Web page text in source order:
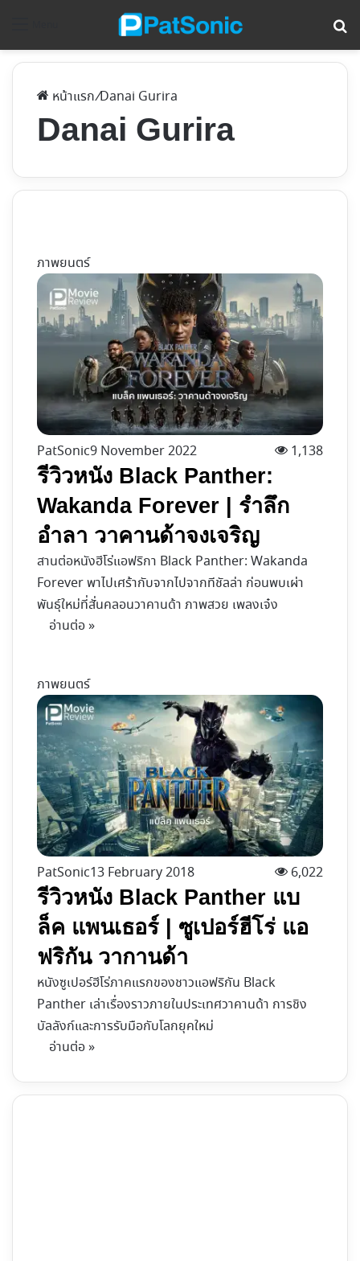
หน้าแรก/Danai Gurira
Danai Gurira
ภาพยนตร์
PatSonic9 November 2022 1,138
รีวิวหนัง Black Panther:
Wakanda Forever | รำลึก
อำลา วาคานด้าจงเจริญ
สานต่อหนังฮีโร่แอฟริกา Black Panther: Wakanda
Forever พาไปเศร้ากับจากไปจากทีชัลล่า ก่อนพบเผ่า
พันธุ์ใหม่ที่สั่นคลอนวาคานด้า ภาพสวย เพลงเจ๋ง
อ่านต่อ »
ภาพยนตร์
PatSonic13 February 2018 6,022
รีวิวหนัง Black Panther แบ
ล็ค แพนเธอร์ | ซูเปอร์ฮีโร่ แอ
ฟริกัน วากานด้า
หนังซูเปอร์ฮีโร่ภาคแรกของชาวแอฟริกัน Black
Panther เล่าเรื่องราวภายในประเทศวาคานด้า การชิง
บัลลังก์และการรับมือกับโลกยุคใหม่
อ่านต่อ »